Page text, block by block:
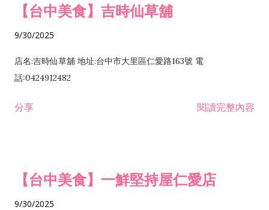
【台中美食】吉時仙草舖
9/30/2025
店名:吉時仙草舖 地址:台中市大里區仁愛路163號 電
話:0424912482
分享 閱讀完整內容
【台中美食】一鮮堅持屋仁愛店
9/30/2025